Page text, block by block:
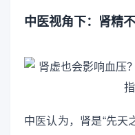
中医视角下：肾精
中医认为，肾是“先天